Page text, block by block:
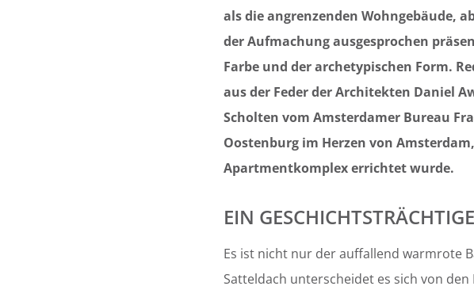
als die angrenzenden Wohngebäude,
der Aufmachung ausgesprochen
Farbe und der archetypischen Form.
aus der Feder der Architekten Daniel
Scholten vom Amsterdamer Bureau
Oostenburg im Herzen von
Apartmentkomplex errichtet wurde.
EIN
Es ist nicht nur der auffallend warmrote
Satteldach unterscheidet es sich von